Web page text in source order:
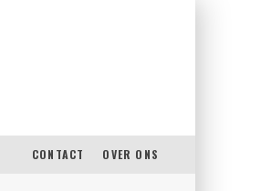
CONTACT OVER ONS